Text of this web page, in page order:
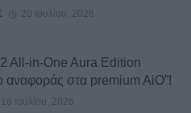
20 Ιουλίου, 2026
All-in-One Aura Edition
αναφοράς στα premium AiO”!
16 Ιουλίου, 2026